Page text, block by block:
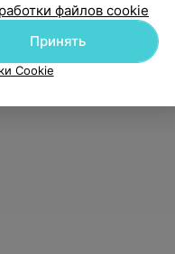
файлов cookie
Принять
Cookie